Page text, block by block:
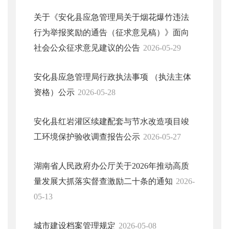
关于《安化县应急管理局关于烟花爆竹违法
行为举报奖励的通告（征求意见稿）》面向
社会公众征求意见建议的公告 2026-05-29
安化县应急管理局行政执法事项 （执法主体
资格）公示 2026-05-28
安化县红岩灌区续建配套与节水改造项目竣
工环境保护验收调查报告公示 2026-05-27
湖南省人民政府办公厅关于2026年推动高质
量发展大抓落实督查激励二十条的通知 2026-
05-13
城市建设档案管理规定 2026-05-08